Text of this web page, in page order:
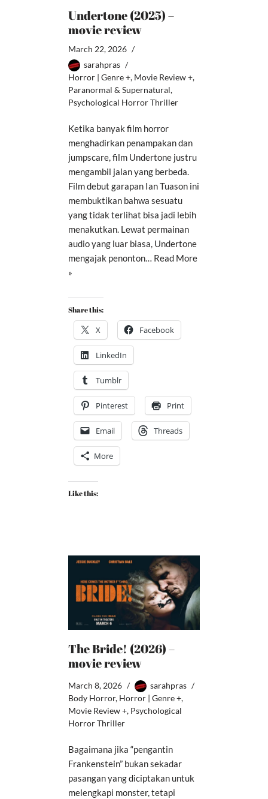
Undertone (2025) –
movie review
March 22, 2026
sarahpras
Horror | Genre +, Movie Review +,
Paranormal & Supernatural,
Psychological Horror Thriller
Ketika banyak film horror
menghadirkan penampakan dan
jumpscare, film Undertone justru
mengambil jalan yang berbeda.
Film debut garapan Ian Tuason ini
membuktikan bahwa sesuatu
yang tidak terlihat bisa jadi lebih
menakutkan. Lewat permainan
audio yang luar biasa, Undertone
mengajak penonton… Read More
»
Share this:
X Facebook
LinkedIn
Tumblr
Pinterest Print
Email Threads
More
Like this:
The Bride! (2026) –
movie review
March 8, 2026
sarahpras
Body Horror, Horror | Genre +,
Movie Review +, Psychological
Horror Thriller
Bagaimana jika “pengantin
Frankenstein” bukan sekadar
pasangan yang diciptakan untuk
melengkapi monster, tetapi